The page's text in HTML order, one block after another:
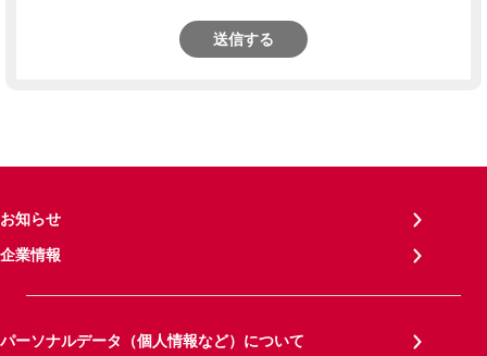
送信する
お知らせ
企業情報
パーソナルデータ（個人情報など）について